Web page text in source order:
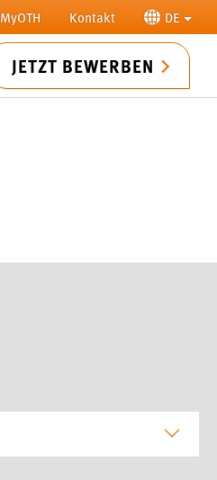
MyOTH Kontakt DE
JETZT BEWERBEN